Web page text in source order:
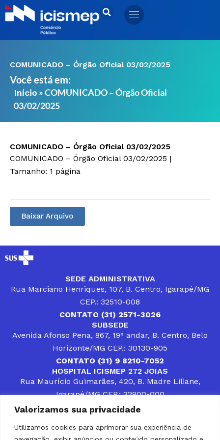
Valorizamos sua privacidade
Utilizamos cookies para aprimorar sua experiência de
Ir
para
COMUNICADO – Órgão Oficial 03/02/2025
Você está em:
Início »COMUNICADO – Órgão Oficial
03/02/2025
COMUNICADO – Órgão Oficial 03/02/2025
COMUNICADO – Órgão Oficial 03/02/2025 |
Tamanho: 1 página
Baixar Arquivo
SEDE ADMINISTRATIVA
Rua Marciano Henriques, 107, B. Centro, Igarapé/MG
CEP.: 32510-008
CONTATO (31) 2571-3026
SUBSEDE
Avenida Afonso Pena, 867, 19° andar, B. Centro, Belo
Horizonte/MG CEP.: 30130-905
CONTATO (31) 9 8210-7052
HOSPITAL ICISMEP 272 JOIAS
Rua Maurício Guimarães, 420, B. Madre Liliane,
Igarapé/MG CEP.: 32900-000
CONTATOS (31) 3512-4400 ou (31) 9 8309-8660
DESENVOLVER SOLUÇÕES, AÇÕES E SERVIÇOS
PÚBLICOS QUE COMPLEMENTEM A ASSISTÊNCIA À
POPULAÇÃO DA REGIÃO EM QUE ATUA, SENDO